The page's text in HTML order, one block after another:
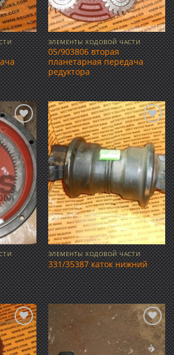
ЭЛЕМЕНТЫ ХОДОВОЙ ЧАСТИ
05/903806 вторая
планетарная передача
редуктора
список
Добавить
в список
желаний
ЭЛЕМЕНТЫ ХОДОВОЙ ЧАСТИ
331/35387 каток нижний
в список
желаний
Добавить
в список
желаний